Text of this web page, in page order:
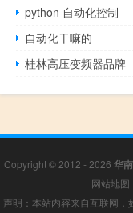
python 自动化控制
自动化干嘛的
桂林高压变频器品牌
Copyright © 2012 - 2026 华
网站地图
声明：本站内容来自互联网